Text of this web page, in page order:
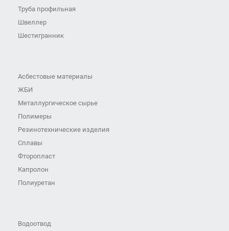
Труба профильная
Швеллер
Шестигранник
Асбестовые материалы
ЖБИ
Металлургическое сырье
Полимеры
Резинотехнические изделия
Сплавы
Фторопласт
Капролон
Полиуретан
Водоотвод